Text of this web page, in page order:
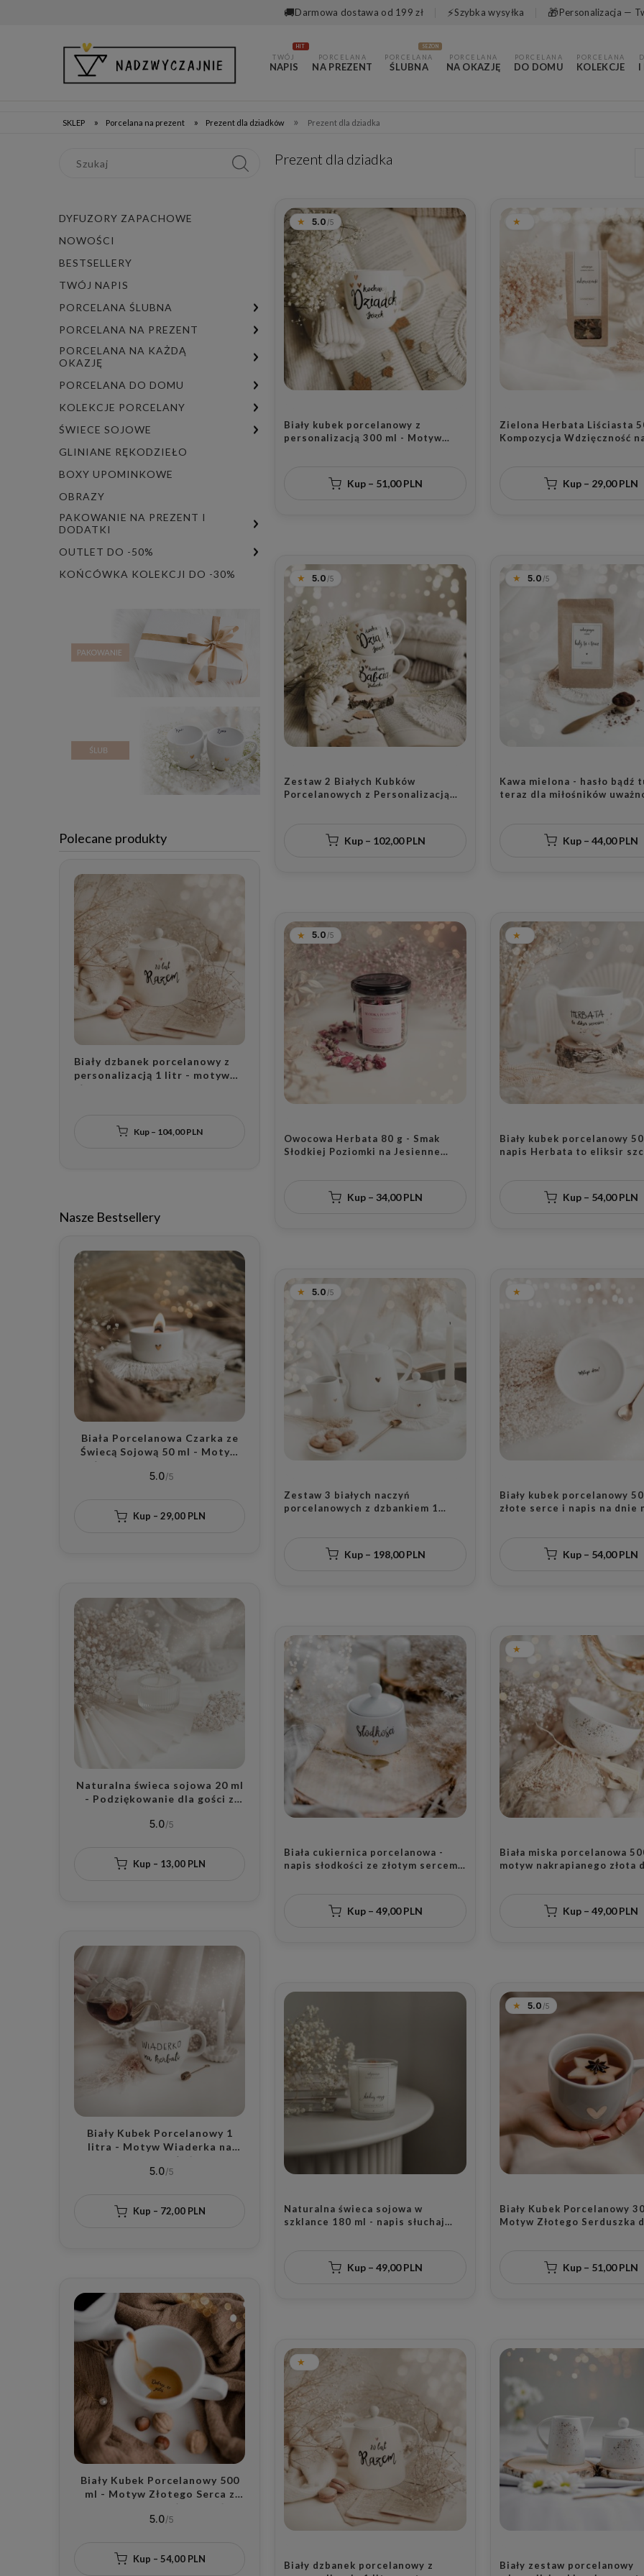
🚚Darmowa dostawa od 199 zł ⚡Szybka wysyłka 🎁Personalizacja —
TWÓJ
NAPIS
HIT
PORCELANA
NA PREZENT
PORCELANA
ŚLUBNA
SEZON
PORCELANA
NA OKAZJĘ
PORCELANA
DO DOMU
PORCELANA
KOLEKCJE I
SKLEP » Porcelana na prezent » Prezent dla dziadków » Prezent dla dziadka
DYFUZORY ZAPACHOWE
NOWOŚCI
BESTSELLERY
TWÓJ NAPIS
PORCELANA ŚLUBNA
PORCELANA NA PREZENT
PORCELANA NA KAŻDĄ
OKAZJĘ
PORCELANA DO DOMU
KOLEKCJE PORCELANY
ŚWIECE SOJOWE
GLINIANE RĘKODZIEŁO
BOXY UPOMINKOWE
OBRAZY
PAKOWANIE NA PREZENT I
DODATKI
OUTLET DO -50%
KOŃCÓWKA KOLEKCJI DO -30%
Polecane produkty
Biały dzbanek porcelanowy z
personalizacją 1 litr - motyw
złotego serca z nadrukiem
Kup – 104,00 PLN
Biała miska porcelanowa 500
ml - motyw złotych serduszek
dla bliskiej osoby na
walentynki
Biała filiżanka porcelanowa
250 ml ze spodkiem - motyw
złotego serca z napisem mój
złoty dziadek dla dziadka na
Nasze Bestsellery
Biała Porcelanowa Czarka ze
Świecą Sojową 50 ml - Motyw
Złotego Serca z Wybranym
Zapachem dla Bliskiej Osoby na
5.0
Kup – 29,00 PLN
Naturalna świeca sojowa 20 ml
- Podziękowanie dla gości z
dla gości
5.0
Kup – 13,00 PLN
Biały Kubek Porcelanowy 1
litra - Motyw Wiaderka na
Herbatę dla Miłośników
Herbaty na Dzień Herbaty
5.0
Kup – 72,00 PLN
Biały Kubek Porcelanowy 500
ml - Motyw Złotego Serca z
Napisem Dobrze, że Jesteś na
Dnie dla Ukochanej Osoby na
5.0
Kup – 54,00 PLN
Prezent dla dziadka
5.0
Biały kubek porcelanowy z
personalizacją 300 ml - Motyw
dla dziadka
Kup – 51,00 PLN
Zielona Herbata Liściasta
Kompozycja Wdzięczność
Kup – 29,00 PLN
5.0
Zestaw 2 Białych Kubków
Porcelanowych z Personalizacją
Złote Serca dla Dziadków na Każdą
Kup – 102,00 PLN
5.0
Kawa mielona - hasło bądź
teraz dla miłośników
Kup – 44,00 PLN
5.0
Owocowa Herbata 80 g - Smak
Słodkiej Poziomki na Jesienne
Kup – 34,00 PLN
Biały kubek porcelanowy
napis Herbata to eliksir
Kup – 54,00 PLN
5.0
Zestaw 3 białych naczyń
porcelanowych z dzbankiem 1
miłośników kawy na parapetówkę
Kup – 198,00 PLN
Biały kubek porcelanowy
złote serce i napis na dnie
Kup – 54,00 PLN
Biała cukiernica porcelanowa -
napis słodkości ze złotym sercem
Kup – 49,00 PLN
Biała miska porcelanowa
motyw nakrapianego złota
Kup – 49,00 PLN
Naturalna świeca sojowa w
szklance 180 ml - napis słuchaj
bliskiej osoby
Kup – 49,00 PLN
5.0
Biały Kubek Porcelanowy
Motyw Złotego Serduszka
Kup – 51,00 PLN
Biały dzbanek porcelanowy z
Biały zestaw porcelanowy